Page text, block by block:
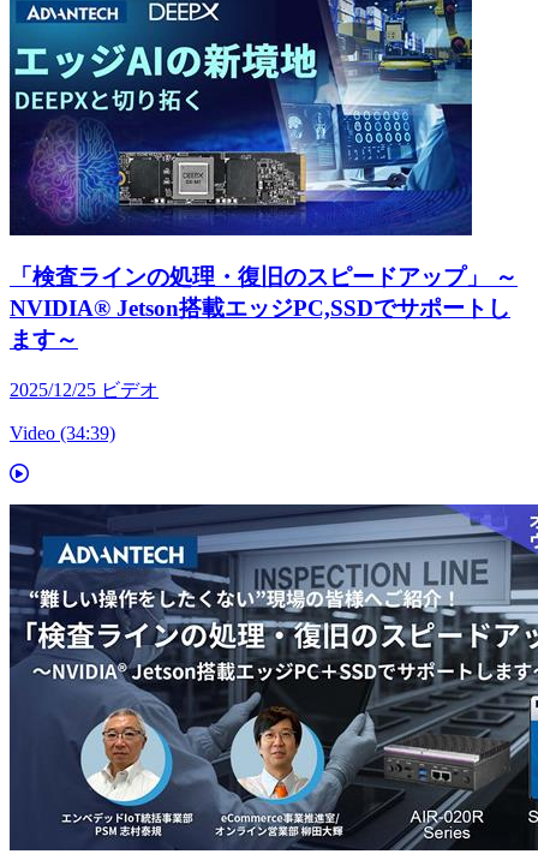
「検査ラインの処理・復旧のスピードアップ」 ～
NVIDIA® Jetson搭載エッジPC,SSDでサポートし
ます～
2025/12/25 ビデオ
Video (34:39)